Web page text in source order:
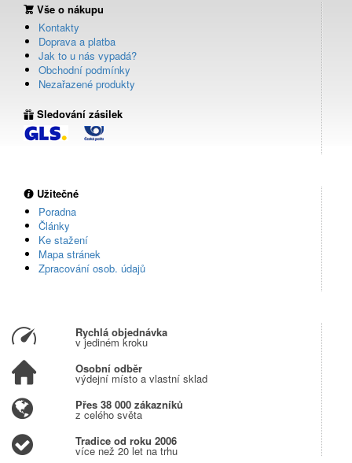
Vše o nákupu
Kontakty
Doprava a platba
Jak to u nás vypadá?
Obchodní podmínky
Nezařazené produkty
Sledování zásilek
Užitečné
Poradna
Články
Ke stažení
Mapa stránek
Zpracování osob. údajů
Rychlá objednávka
v jediném kroku
Osobní odběr
výdejní místo a vlastní sklad
Přes 38 000 zákazníků
z celého světa
Tradice od roku 2006
více než 20 let na trhu